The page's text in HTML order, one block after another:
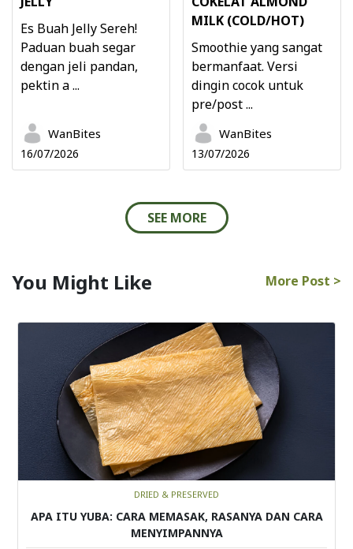
Es Buah Jelly Sereh!
Paduan buah segar
dengan jeli pandan,
pektin a ...
WanBites
16/07/2026
MILK (COLD/HOT)
Smoothie yang sangat
bermanfaat. Versi
dingin cocok untuk
pre/post ...
WanBites
13/07/2026
SEE MORE
You Might Like More Post >
DRIED & PRESERVED
APA ITU YUBA: CARA MEMASAK, RASANYA DAN CARA
MENYIMPANNYA